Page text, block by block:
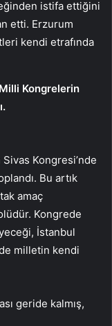
istifa ettiğini
etti. Erzurum
kendi etrafında
Kongrelerin
Kongresi’nde
Bu artık
amaç
Kongrede
İstanbul
milletin kendi
geride kalmış,